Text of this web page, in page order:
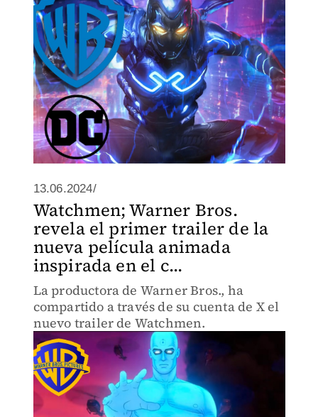
13.06.2024/
Watchmen; Warner Bros.
revela el primer trailer de la
nueva película animada
inspirada en el c...
La productora de Warner Bros., ha
compartido a través de su cuenta de X el
nuevo trailer de Watchmen.